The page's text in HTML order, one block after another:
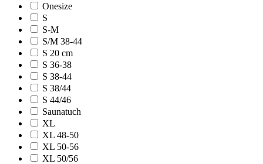
Onesize
S
S-M
S/M 38-44
S 20 cm
S 36-38
S 38-44
S 38/44
S 44/46
Saunatuch
XL
XL 48-50
XL 50-56
XL 50/56